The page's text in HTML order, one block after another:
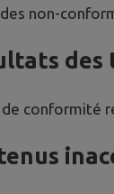
non-
des
de conformité